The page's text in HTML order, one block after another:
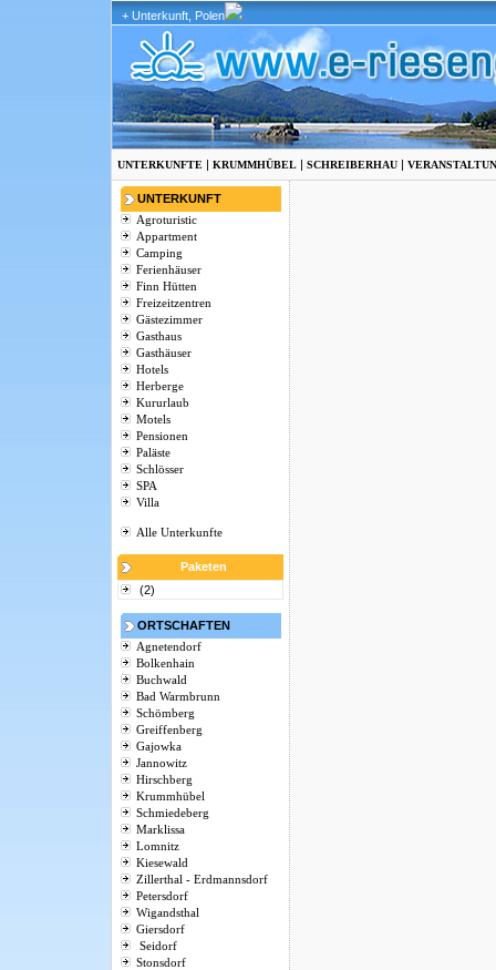
+ Unterkunft, Polen
UNTERKUNFTE | KRUMMHÜBEL | SCHREIBERHAU |
UNTERKUNFT
Agroturistic
Appartment
Camping
Ferienhäuser
Finn Hütten
Freizeitzentren
Gästezimmer
Gasthaus
Gasthäuser
Hotels
Herberge
Kururlaub
Motels
Pensionen
Paläste
Schlösser
SPA
Villa
Alle Unterkunfte
Paketen
(2)
ORTSCHAFTEN
Agnetendorf
Bolkenhain
Buchwald
Bad Warmbrunn
Schömberg
Greiffenberg
Gajowka
Jannowitz
Hirschberg
Krummhübel
Schmiedeberg
Marklissa
Lomnitz
Kiesewald
Zillerthal - Erdmannsdorf
Petersdorf
Wigandsthal
Giersdorf
Seidorf
Stonsdorf